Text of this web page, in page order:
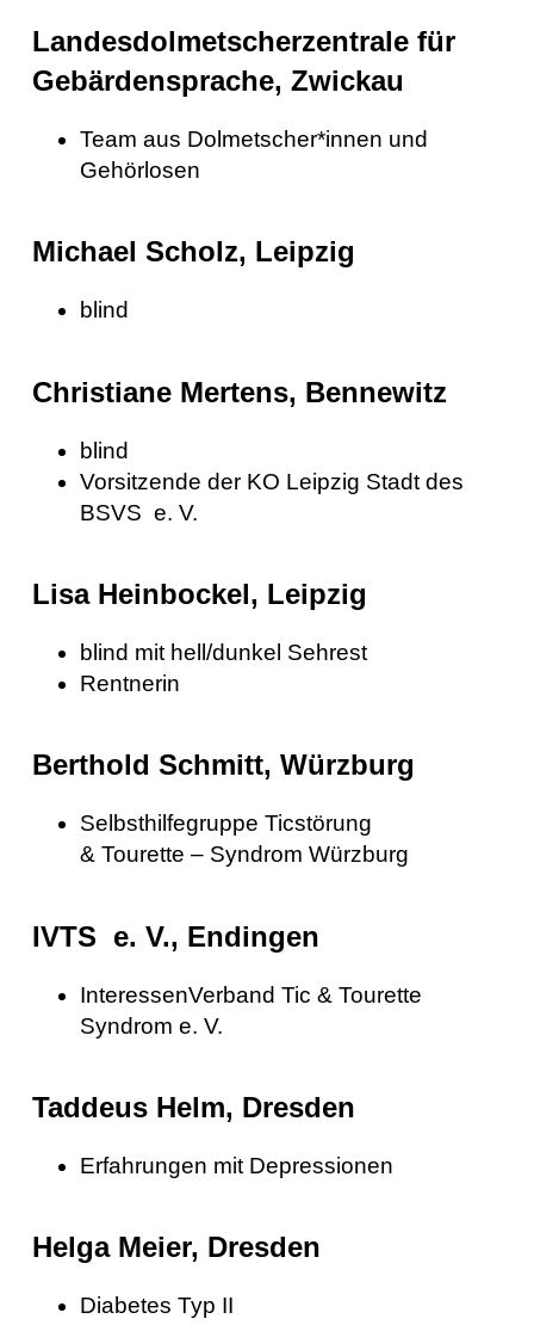
Landesdolmetscherzentrale für
Gebärdensprache, Zwickau
Team aus Dolmetscher*innen und
Gehörlosen
Michael Scholz, Leipzig
blind
Christiane Mertens, Bennewitz
blind
Vorsitzende der KO Leipzig Stadt des
BSVS e. V.
Lisa Heinbockel, Leipzig
blind mit hell/dunkel Sehrest
Rentnerin
Berthold Schmitt, Würzburg
Selbsthilfegruppe Ticstörung
& Tourette – Syndrom Würzburg
IVTS e. V., Endingen
InteressenVerband Tic & Tourette
Syndrom e. V.
Taddeus Helm, Dresden
Erfahrungen mit Depressionen
Helga Meier, Dresden
Diabetes Typ II